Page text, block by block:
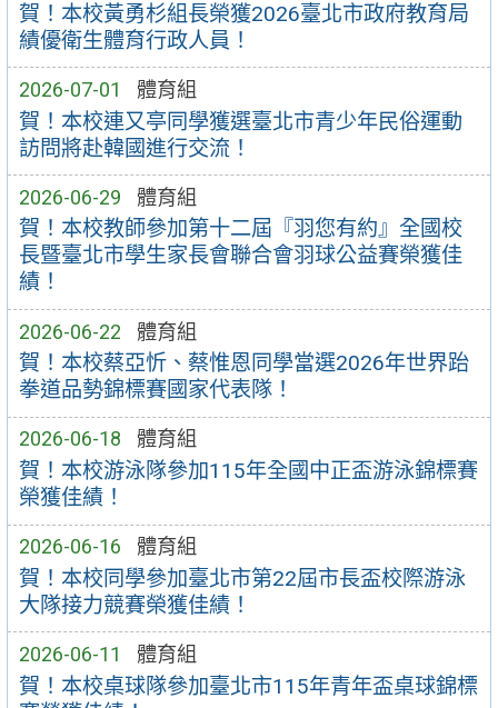
賀！本校黃勇杉組長榮獲2026臺北市政府教育局
績優衛生體育行政人員！
2026-07-01 體育組
賀！本校連又亭同學獲選臺北市青少年民俗運動
訪問將赴韓國進行交流！
2026-06-29 體育組
賀！本校教師參加第十二屆『羽您有約』全國校
長暨臺北市學生家長會聯合會羽球公益賽榮獲佳
績！
2026-06-22 體育組
賀！本校蔡亞忻、蔡惟恩同學當選2026年世界跆
拳道品勢錦標賽國家代表隊！
2026-06-18 體育組
賀！本校游泳隊參加115年全國中正盃游泳錦標賽
榮獲佳績！
2026-06-16 體育組
賀！本校同學參加臺北市第22屆市長盃校際游泳
大隊接力競賽榮獲佳績！
2026-06-11 體育組
賀！本校桌球隊參加臺北市115年青年盃桌球錦標